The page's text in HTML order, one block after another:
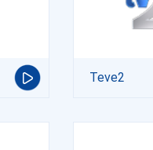
Teve2